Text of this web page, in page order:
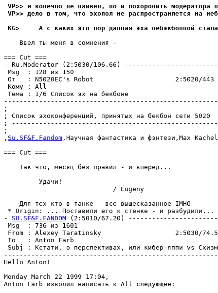
VP>> я конечно не наивен, но и похоронить модератора
VP>> дело в том, что эхопол не распространяется на
KG>     А с каких это пор данная эха небэкбонной
    Ввел ты меня в сомнения -
=== Cut ===
- Ru.Moderator (2:5030/106.66)
Msg  : 128 из 150
От   : N5020EC's Robot                     2:5020/443
Кому : All
Тема : 1/6 Список эх на бекбоне
;
; Список эхоконференций, пpинятых на бекбон сети 5020
;
;
, Su.SF&F.Fandom ,Hаучная фантастика и фэнтези,Max
=== Cut ===
    Так что, месяц без правил - и впеpед...
         Удачи!
                            / Eugeny
--- Для тех кто в танке - все вышесказанное IMHO
* Origin: ... Поставили его к стенке - и разбудили...
- SU.SF&F.FANDOM (2:5010/67.20)
Msg  : 736
From : Alexey Taratinsky                   2:5030/
To   : Anton Farb
Subj : Кстати, о перспективах, или кибер-
Hello Anton!
Monday March 22 1999 17:04,
Anton Farb изволил написать к All следующее: